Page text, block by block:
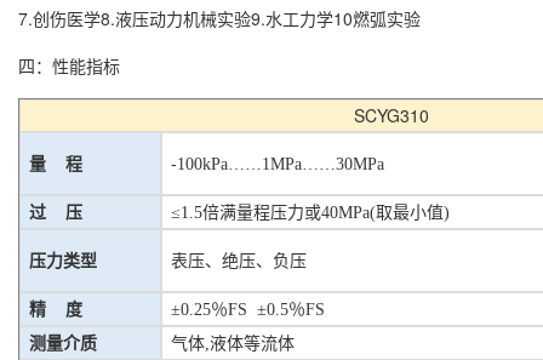
7.创伤医学8.液压动力机械实验9.水工力学10燃弧实验
四：性能指标
SCYG310
量 程 -100kPa……1MPa……30MPa
过 压 ≤1.5倍满量程压力或40MPa(取最小值)
压力类型 表压、绝压、负压
精 度
±0.25％FS ±0.5％FS
测量介质
气体,液体等流体